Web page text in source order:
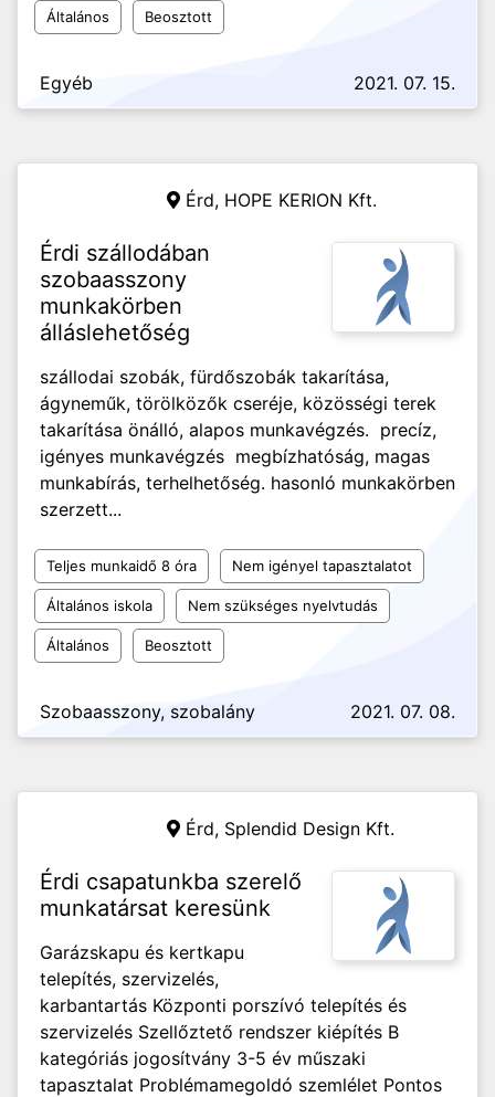
Általános Beosztott
Egyéb 2021. 07. 15.
Érd, HOPE KERION Kft.
Érdi szállodában
szobaasszony
munkakörben
álláslehetőség
szállodai szobák, fürdőszobák takarítása,
ágyneműk, törölközők cseréje, közösségi terek
takarítása önálló, alapos munkavégzés. precíz,
igényes munkavégzés megbízhatóság, magas
munkabírás, terhelhetőség. hasonló munkakörben
szerzett...
Teljes munkaidő 8 óra Nem igényel tapasztalatot
Általános iskola Nem szükséges nyelvtudás
Általános Beosztott
Szobaasszony, szobalány 2021. 07. 08.
Érd, Splendid Design Kft.
Érdi csapatunkba szerelő
munkatársat keresünk
Garázskapu és kertkapu
telepítés, szervizelés,
karbantartás Központi porszívó telepítés és
szervizelés Szellőztető rendszer kiépítés B
kategóriás jogosítvány 3-5 év műszaki
tapasztalat Problémamegoldó szemlélet Pontos